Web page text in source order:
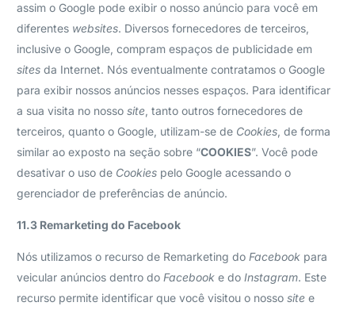
assim o Google pode exibir o nosso anúncio para você em
diferentes websites. Diversos fornecedores de terceiros,
inclusive o Google, compram espaços de publicidade em
sitesda Internet. Nós eventualmente contratamos o Google
para exibir nossos anúncios nesses espaços. Para identificar
a sua visita no nossosite , tanto outros fornecedores de
terceiros, quanto o Google, utilizam-se de Cookies , de forma
similar ao exposto na seção sobre “COOKIES”. Você pode
desativar o uso de Cookies pelo Google acessando o
gerenciador de preferências de anúncio.
11.3 Remarketing do Facebook
Nós utilizamos o recurso de Remarketing do Facebook para
veicular anúncios dentro do Facebooke do Instagram. Este
recurso permite identificar que você visitou o nossositee